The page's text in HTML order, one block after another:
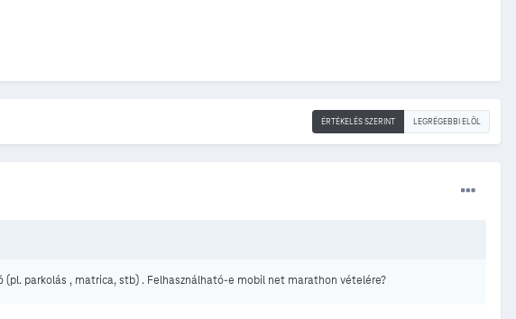
ÉRTÉKELÉS SZERINT LEGRÉGEBBI ELÖL
parkolás , matrica, stb) . Felhasználható-e mobil net marathon vételére?